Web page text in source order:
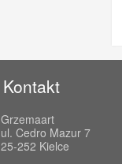
Kontakt
Grzemaart
ul. Cedro Mazur 7
25-252 Kielce